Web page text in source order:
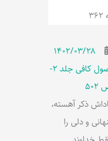
۱۴۰۲/۰۳/۲۸
اصول کافی جلد 2-
ذکر آهسته،
و دلی را